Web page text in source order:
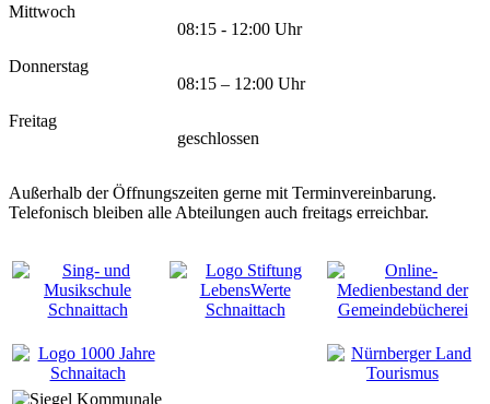
Mittwoch
08:15 - 12:00 Uhr
Donnerstag
08:15 – 12:00 Uhr
Freitag
geschlossen
Außerhalb der Öffnungszeiten gerne mit Terminvereinbarung.
Telefonisch bleiben alle Abteilungen auch freitags erreichbar.